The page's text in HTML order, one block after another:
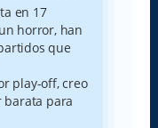
en 17
horror, han
que
play-off, creo
barata para